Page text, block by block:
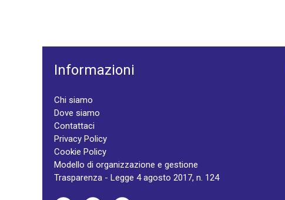
Informazioni
Chi siamo
Dove siamo
Contattaci
Privacy Policy
Cookie Policy
Modello di organizzazione e gestione
Trasparenza - Legge 4 agosto 2017, n. 124